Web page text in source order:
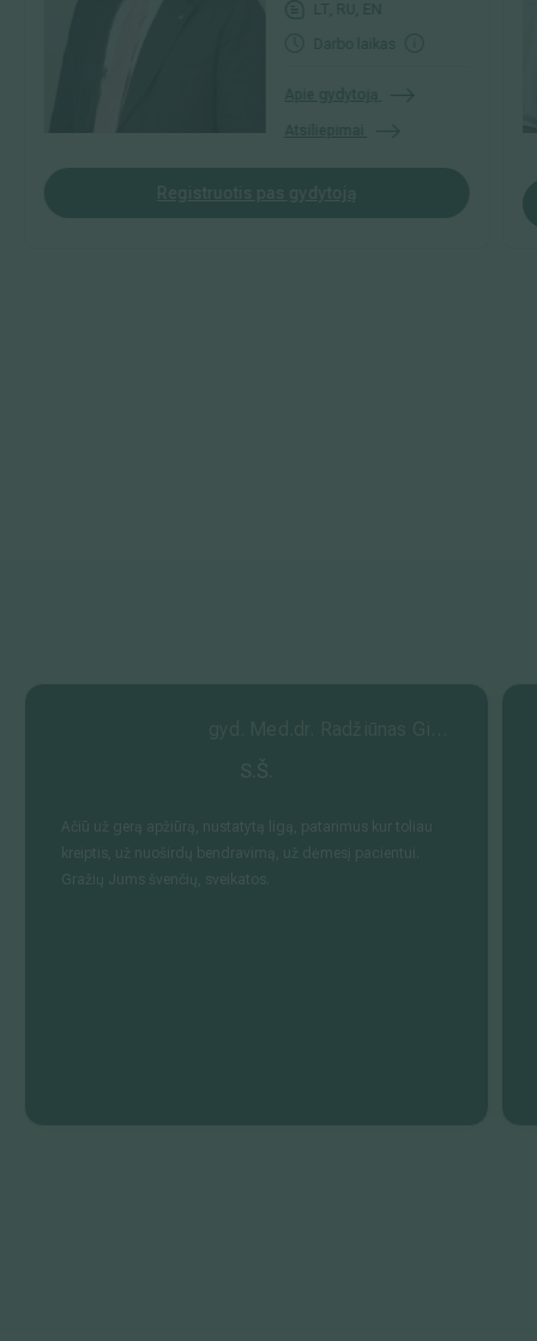
LT, RU, EN
Darbo laikas
Apie gydytoją
Atsiliepimai
Registruotis pas gydytoją
S.Š.
Ačiū už gerą apžiūrą, nustatytą ligą, patarimus kur toliau
kreiptis, už nuoširdų bendravimą, už dėmesį pacientui.
Gražių Jums švenčių, sveikatos.